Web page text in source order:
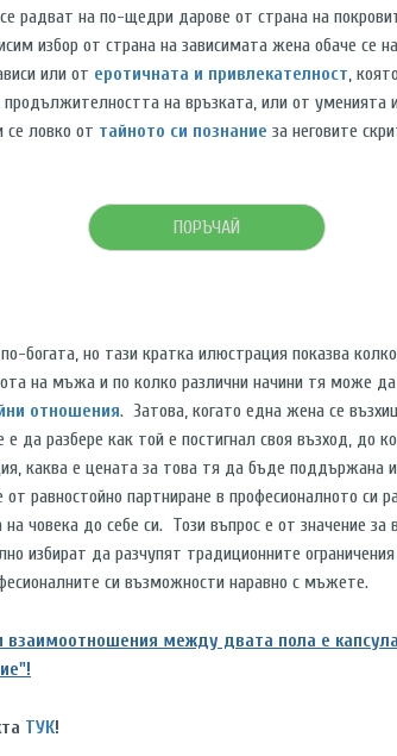
радват на по-щедри дарове от страна на
избор от страна на зависимата жена обаче се
или от еротичната и привлекателност,
продължителността на връзката, или от уменията
се ловко от тайното си познание за неговите
ПОРЪЧАЙ
богата, но тази кратка илюстрация показва
на мъжа и по колко различни начини тя може да
отношения. Затова, когато една жена се
да разбере как той е постигнал своя възход, до
каква е цената за това тя да бъде поддържана
равностойно партниране в професионалното си
човека до себе си. Този въпрос е от значение за
избират да разчупят традиционните
си възможности наравно с мъжете.
между двата пола е
ТУК!